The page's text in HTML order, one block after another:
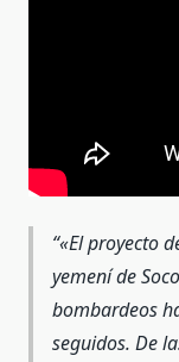
«El proyecto
yemení de
bombardeos
seguidos. De